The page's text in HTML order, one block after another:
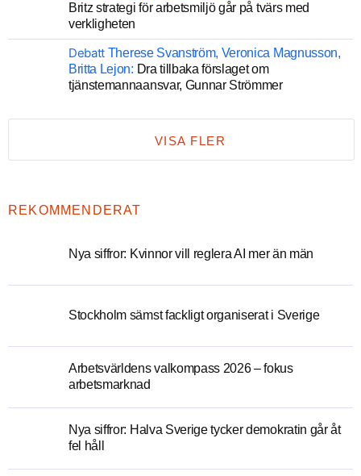
Britz strategi för arbetsmiljö går på tvärs med
verkligheten
Debatt Therese Svanström, Veronica Magnusson,
Britta Lejon: Dra tillbaka förslaget om
tjänstemannaansvar, Gunnar Strömmer
VISA FLER
REKOMMENDERAT
Nya siffror: Kvinnor vill reglera AI mer än män
Stockholm sämst fackligt organiserat i Sverige
Arbetsvärldens valkompass 2026 – fokus
arbetsmarknad
Nya siffror: Halva Sverige tycker demokratin går åt
fel håll